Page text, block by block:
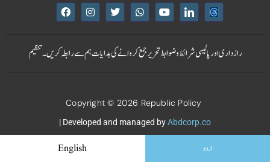
F
a
e
o
I
n
t
g
T
w
t
t
e
W
h
t
s
a
Y
o
t
b
I
c
n
-
l
d
n
تنظیمہم سے رابطہ کریں۔تحریر جمع کروانے کی ہدایاتشرائط و ضوابطرازداری اور پالیسی
Copyright © 2026 Republic Policy
| Developed and managed byAbdcorp.co
English اردو